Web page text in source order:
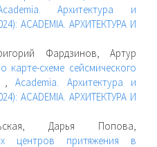
Архитектура и
ACADEMIA. АРХИТЕКТУРА И
Фардзинов, Артур
карте-схеме сейсмического
, Academia. Архитектура и
ACADEMIA. АРХИТЕКТУРА И
Дарья Попова,
центров притяжения в